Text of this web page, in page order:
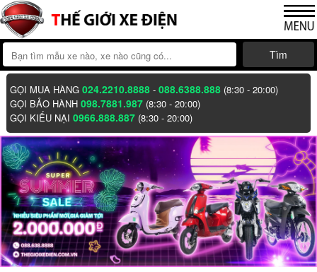
Tìm
GỌI MUA HÀNG024.2210.8888 -088.6388.888 (8:30 - 20:00)
GỌI BẢO HÀNH098.7881.987 (8:30 - 20:00)
GỌI KIẾU NẠI0966.888.887 (8:30 - 20:00)